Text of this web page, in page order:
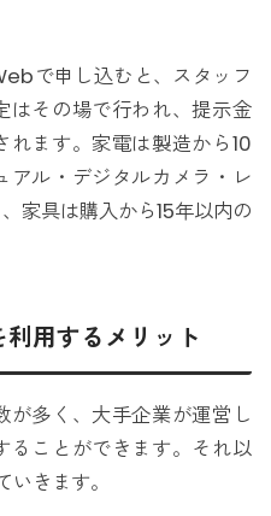
で申し込むと、スタッフ
はその場で行われ、提示金
ます。家電は製造から10
アル・デジタルカメラ・レ
家具は購入から15年以内の
用するメリット
が多く、大手企業が運営し
ることができます。それ以
きます。